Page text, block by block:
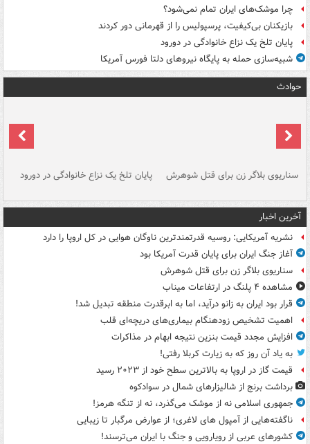
چرا موشک‌های ایران تمام نمی‌شود؟
بازیکنان بی‌کیفیت، پرسپولیس را از قهرمانی دور کردند
پایان تلخ یک نزاع خانوادگی در دورود
شبیه‌سازی حمله به پایگاه نیروهای دلتا فورس آمریکا
حوادث
سناریوی بلاگر زن برای قتل شوهرش پایان تلخ یک نزاع خانوادگی در دورود
آخرین اخبار
نشریه آمریکایی: روسیه قدرتمندترین ناوگان هوایی در کل اروپا را دارد
آغاز جنگ ایران برای پایان قدرت آمریکا بود
سناریوی بلاگر زن برای قتل شوهرش
مشاهده ۴ پلنگ در ارتفاعات میناب
قرار بود ایران به زانو درآید، اما به ابرقدرت منطقه تبدیل شد!
اهمیت تشخیص زودهنگام بیماری‌های دریچه‌ای قلب
افزایش مجدد قیمت بنزین نتیجه ابهام در مذاکرات
به یاد آن روز که به زیارت کربلا رفتی!
قیمت گاز در اروپا به بالاترین سطح خود از ۲۰۲۳ رسید
برداشت برنج از شالیزارهای شمال در سوادکوه
جمهوری اسلامی نه از موشک می‌گذرد، نه از تنگه هرمز!
ناگفته‌هایی از آمپول های لاغری؛ از عوارض مرگبار تا زیبایی
کشورهای عربی از رویارویی و جنگ با ایران می‌ترسند!